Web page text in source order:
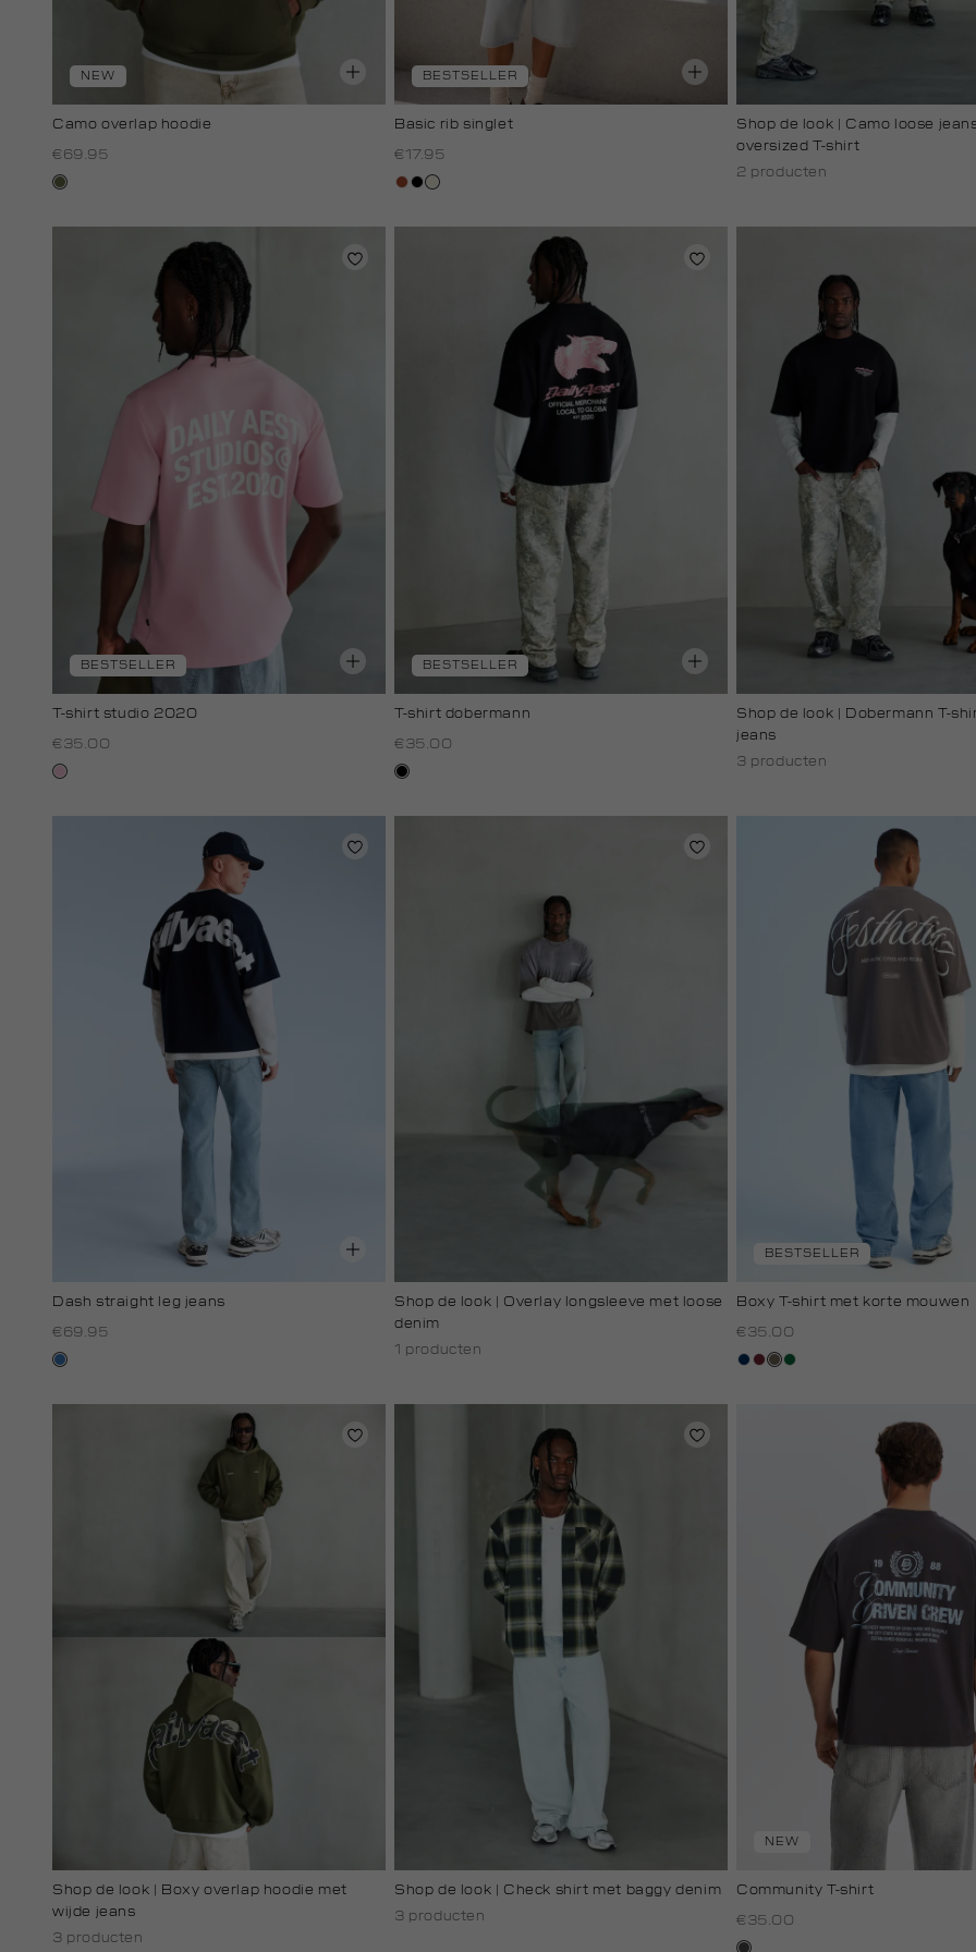
NEW
Camo overlap hoodie
€69.95
groen,
BESTSELLER
Basic rib singlet
€17.95
bruin
zwart
wit,
white
Shop de look | Camo loose
oversized T-shirt
2 producten
BESTSELLER
T-shirt studio 2020
€35.00
rose,
BESTSELLER
T-shirt dobermann
€35.00
zwart
Shop de look | Dobermann T-
jeans
3 producten
Dash straight leg jeans
€69.95
blauw,
middle
Shop de look | Overlay longsleeve met loose
denim
1 producten
BESTSELLER
Boxy T-shirt met korte mouwen
€35.00
donkerblauw
bordeaux
lichtbruin
donkergroen
Shop de look | Boxy overlap hoodie met
wijde jeans
3 producten
Shop de look | Check shirt met baggy denim
3 producten
NEW
Community T-shirt
€35.00